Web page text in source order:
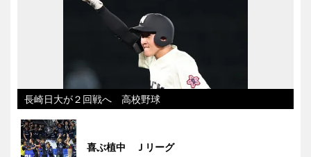
長崎日大が２回戦へ 高校野球
喜ぶ植中 Ｊリーグ